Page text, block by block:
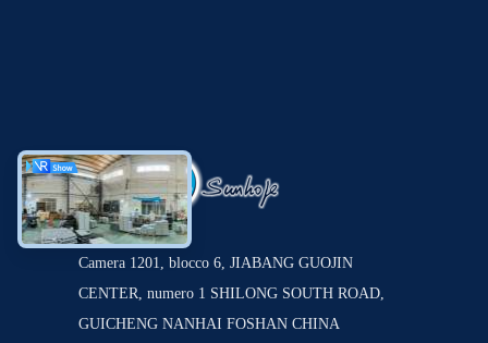
Camera 1201, blocco 6, JIABANG GUOJIN
CENTER, numero 1 SHILONG SOUTH ROAD,
GUICHENG NANHAI FOSHAN CHINA